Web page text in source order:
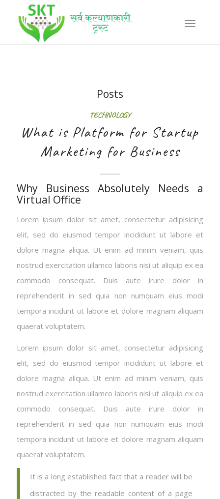
Posts
TECHNOLOGY
What is Platform for Startup
Marketing for Business
Why Business Absolutely Needs a
Virtual Office
Lorem ipsum dolor sit amet, consectetur adipisicing
elit, sed do eiusmod tempor incididunt ut labore et
dolore magna aliqua. Ut enim ad minim veniam, quis
nostrud exercitation ullamco laboris nisi ut aliquip ex ea
commodo consequat. Duis aute irure dolor in
reprehenderit in sed quia non numquam eius modi
tempora incidunt ut labore et dolore magnam aliquam
quaerat voluptatem.
Lorem ipsum dolor sit amet, consectetur adipisicing
elit, sed do eiusmod tempor incididunt ut labore et
dolore magna aliqua. Ut enim ad minim veniam, quis
nostrud exercitation ullamco laboris nisi ut aliquip ex ea
commodo consequat. Duis aute irure dolor in
reprehenderit in sed quia non numquam eius modi
tempora incidunt ut labore et dolore magnam aliquam
quaerat voluptatem.
It is a long established fact that a reader will be
distracted by the readable content of a page